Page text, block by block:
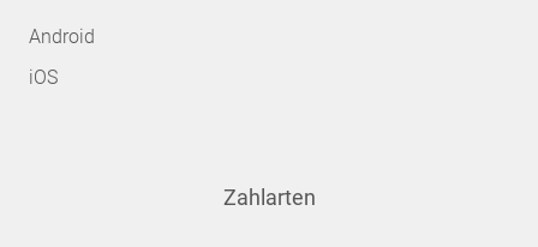
Android
iOS
Zahlarten